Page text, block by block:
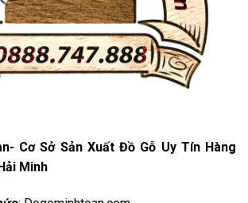
CơSởSản Xuất Đồ Gỗ Uy Tín Hàng
ải Minh